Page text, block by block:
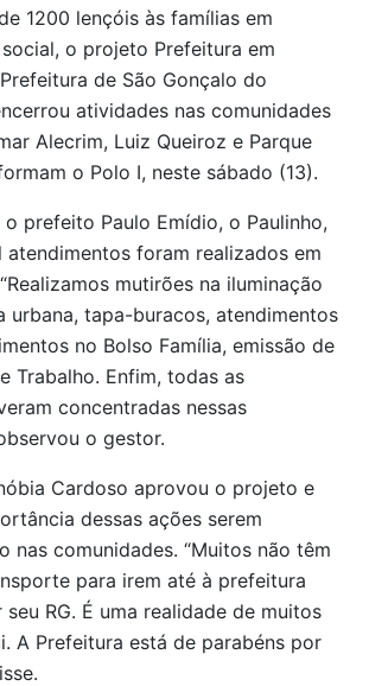
1200 lençóis às famílias em
o projeto Prefeitura em
de São Gonçalo do
atividades nas comunidades
Alecrim, Luiz Queiroz e Parque
o Polo I, neste sábado (13).
prefeito Paulo Emídio, o Paulinho,
atendimentos foram realizados em
mutirões na iluminação
urbana, tapa-buracos, atendimentos
no Bolso Família, emissão de
Trabalho. Enfim, todas as
concentradas nessas
o gestor.
Cardoso aprovou o projeto e
dessas ações serem
nas comunidades. “Muitos não têm
para irem até à prefeitura
RG. É uma realidade de muitos
A Prefeitura está de parabéns por